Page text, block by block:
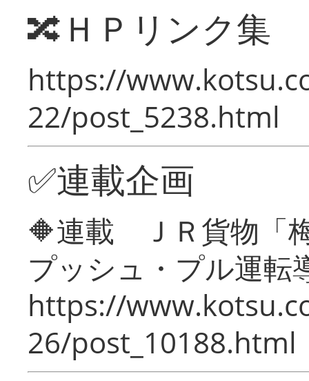
🔀ＨＰリンク集
https://
22/post_5238.html
✅連載企画
🔶連載 ＪＲ貨物「
プッシュ・プル運転
https://
26/post_10188.html